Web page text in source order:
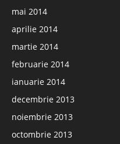
mai 2014
aprilie 2014
martie 2014
februarie 2014
ianuarie 2014
decembrie 2013
noiembrie 2013
octombrie 2013